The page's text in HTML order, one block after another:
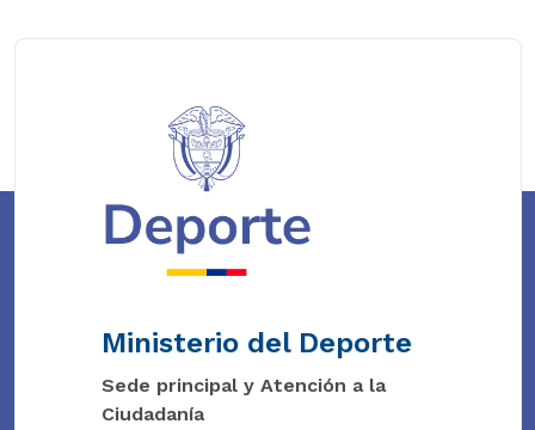
Ministerio del Deporte
Sede principal y Atención a la
Ciudadanía